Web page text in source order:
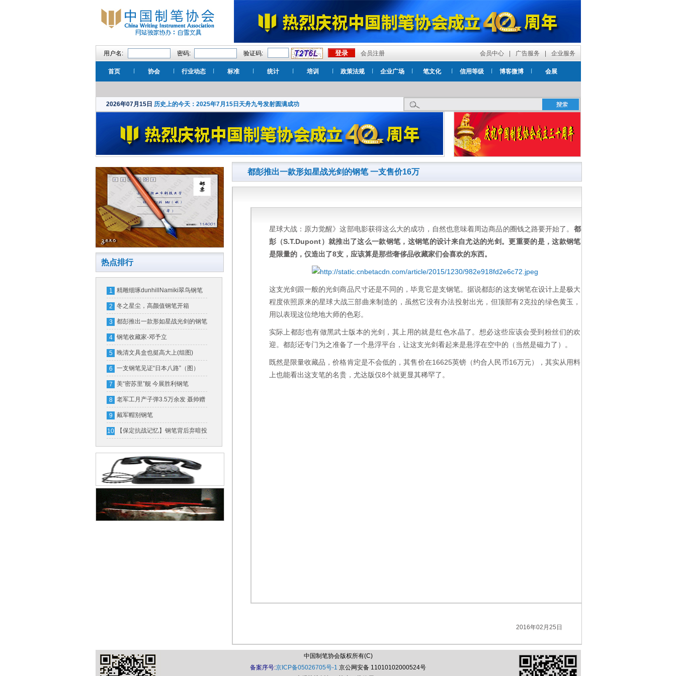
用户名: 密码: 验证码: 会员注册 会员中心 广告服务 企业服务
首页 协会 行业动态 标准 统计 培训 政策法规 企业广场 笔文化 信用等级 博客微博 会展
2026年07月15日 历史上的今天：2025年7月15日天舟九号发射圆满成功
热点排行
1 精雕细琢dunhillNamiki翠鸟钢笔
2 冬之星尘，高颜值钢笔开箱
3 都彭推出一款形如星战光剑的钢笔
一支售价16万
4 钢笔收藏家-邓予立
5 晚清文具盒也挺高大上(组图)
6 一支钢笔见证“日本八路”（图）
7 美“密苏里”舰 今展胜利钢笔
8 老军工月产子弹3.5万余发 聂帅赠
钢笔奖励
9 戴军帽别钢笔
10 【保定抗战记忆】钢笔背后弃暗投
明的故事（图）
都彭推出一款形如星战光剑的钢笔 一支售价16万
星球大战：原力觉醒》这部电影获得这么大的成功，自然也意味着周边商品的圈钱之路要开始了。 都
彭（S.T.Dupont）就推出了这么一款钢笔，这钢笔的设计来自尤达的光剑。更重要的是，这款钢笔
是限量的，仅造出了8支，应该算是那些奢侈品收藏家们会喜欢的东西。
这支光剑跟一般的光剑商品尺寸还是不同的，毕竟它是支钢笔。据说都彭的这支钢笔在设计上是极大
程度依照原来的星球大战三部曲来制造的，虽然它没有办法投射出光，但顶部有2克拉的绿色黄玉，
用以表现这位绝地大师的色彩。
实际上都彭也有做黑武士版本的光剑，其上用的就是红色水晶了。想必这些应该会受到粉丝们的欢
迎。都彭还专门为之准备了一个悬浮平台，让这支光剑看起来是悬浮在空中的（当然是磁力了）。
既然是限量收藏品，价格肯定是不会低的，其售价在16625英镑（约合人民币16万元），其实从用料
上也能看出这支笔的名贵，尤达版仅8个就更显其稀罕了。
2016年02月25日
中国制笔协会版权所有(C)
备案序号:京ICP备05026705号-1 京公网安备 11010102000524号